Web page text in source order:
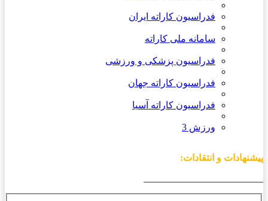
فدراسیون کاراته ایران
سامانه ملی کاراته
فدراسیون پزشکی و ورزشی
فدراسیون کاراته جهان
فدراسیون کاراته آسیا
ورزش 3
پیشنهادات و انتقادات: